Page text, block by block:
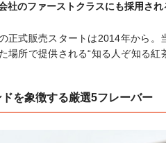
社のファーストクラスにも採用され
正式販売スタートは2014年から
場所で提供される“知る人ぞ知る
ドを象徴する厳選5フレーバー